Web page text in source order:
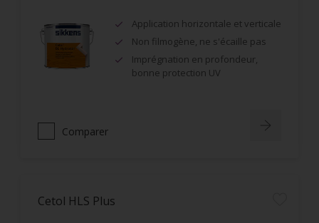
Application horizontale et verticale
Non filmogène, ne s'écaille pas
Imprégnation en profondeur,
bonne protection UV
Comparer
Cetol HLS Plus